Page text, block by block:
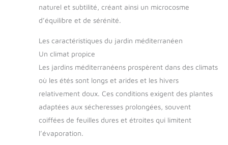
naturel et subtilité, créant ainsi un microcosme
d’équilibre et de sérénité.
Les caractéristiques du jardin méditerranéen
Un climat propice
Les jardins méditerranéens prospèrent dans des climats
où les étés sont longs et arides et les hivers
relativement doux. Ces conditions exigent des plantes
adaptées aux sécheresses prolongées, souvent
coiffées de feuilles dures et étroites qui limitent
l’évaporation.